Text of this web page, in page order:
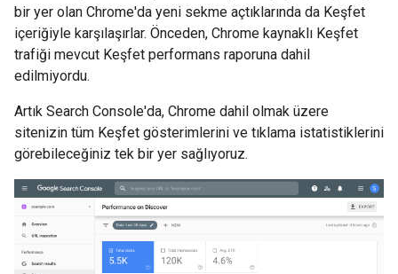
bir yer olan Chrome'da yeni sekme açtıklarında da Keşfet
içeriğiyle karşılaşırlar. Önceden, Chrome kaynaklı Keşfet
trafiği mevcut Keşfet performans raporuna dahil
edilmiyordu.
Artık Search Console'da, Chrome dahil olmak üzere
sitenizin tüm Keşfet gösterimlerini ve tıklama istatistiklerini
görebileceğiniz tek bir yer sağlıyoruz.